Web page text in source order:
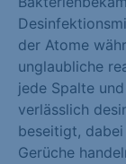
der Atome
unglaubliche
jede Spalte
verlässlich
beseitigt,
Gerüche
Medien
keiner